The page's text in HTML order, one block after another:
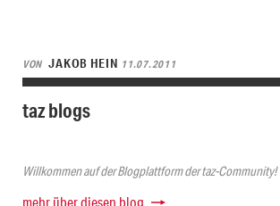
VON JAKOB HEIN 11.07.2011
taz blogs
Willkommen auf der Blogplattform der taz-Community!
mehr über diesen blog